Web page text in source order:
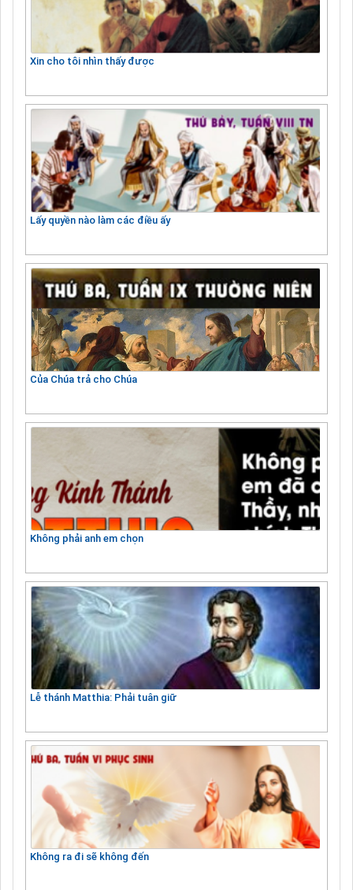
Xin cho tôi nhìn thấy được
Lấy quyền nào làm các điều ấy
Của Chúa trả cho Chúa
Không phải anh em chọn
Lễ thánh Matthia: Phải tuân giữ
Không ra đi sẽ không đến